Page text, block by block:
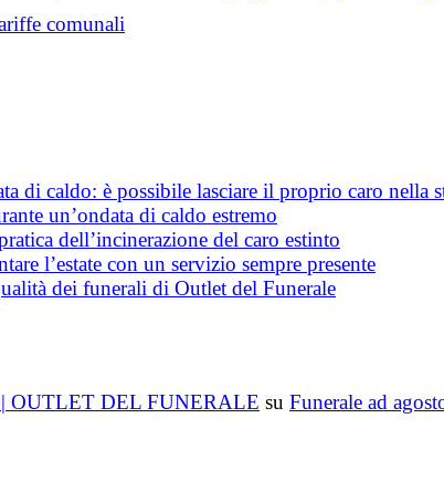
comunali
di caldo: è possibile lasciare il proprio caro nella
un’ondata di caldo estremo
dell’incinerazione del caro estinto
l’estate con un servizio sempre presente
dei funerali di Outlet del Funerale
| OUTLET DEL FUNERALE su Funerale ad